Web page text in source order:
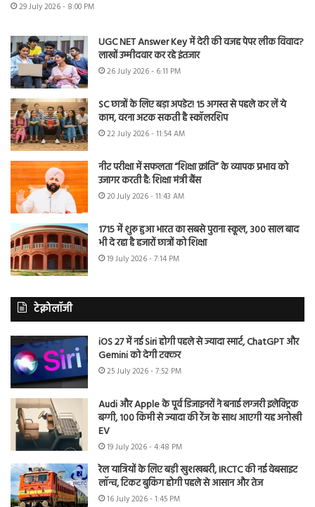
29 July 2026 - 8:00 PM
UGC NET Answer Key में देरी की वजह पेपर लीक विवाद?
लाखों उम्मीदवार कर रहे इंतजार
26 July 2026 - 6:11 PM
SC छात्रों के लिए बड़ा अपडेट! 15 अगस्त से पहले कर लें ये
काम, वरना अटक सकती है स्कॉलरशिप
22 July 2026 - 11:54 AM
नीट परीक्षा में सफलता “शिक्षा क्रांति” के व्यापक प्रभाव को
उजागर करती है: शिक्षा मंत्री बैंस
20 July 2026 - 11:43 AM
1715 में शुरू हुआ भारत का सबसे पुराना स्कूल, 300 साल बाद
भी दे रहा है हजारों छात्रों को शिक्षा
19 July 2026 - 7:14 PM
टेक्नोलॉजी
iOS 27 में नई Siri होगी पहले से ज्यादा स्मार्ट, ChatGPT और
Gemini को देगी टक्कर
25 July 2026 - 7:52 PM
Audi और Apple के पूर्व डिजाइनरों ने बनाई लग्जरी इलेक्ट्रिक
बग्गी, 100 किमी से ज्यादा की रेंज के साथ आएगी यह अनोखी
EV
19 July 2026 - 4:48 PM
रेल यात्रियों के लिए बड़ी खुशखबरी, IRCTC की नई वेबसाइट
लॉन्च, टिकट बुकिंग होगी पहले से आसान और तेज
16 July 2026 - 1:45 PM